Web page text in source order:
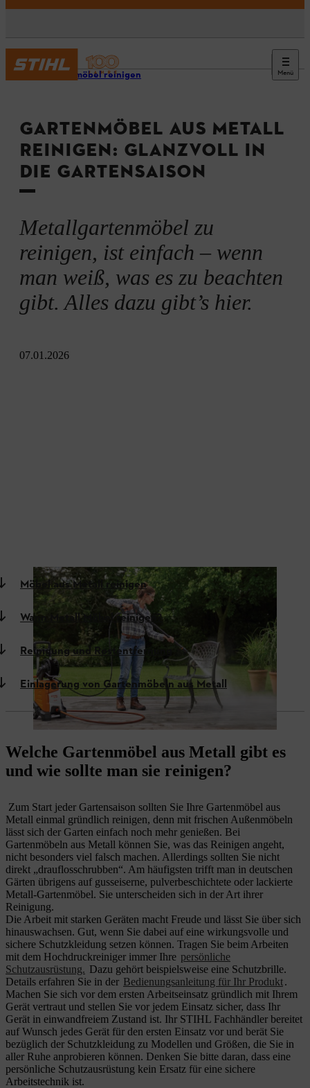
Menü
Gartenmöbel reinigen
GARTENMÖBEL AUS METALL
REINIGEN: GLANZVOLL IN
DIE GARTENSAISON
Metallgartenmöbel zu
reinigen, ist einfach – wenn
man weiß, was es zu beachten
gibt. Alles dazu gibt’s hier.
07.01.2026
Möbel aus Metall reinigen
Wann Metall Möbel reinigen?
Reinigung und Rostentfernung
Einlagerung von Gartenmöbeln aus Metall
Welche Gartenmöbel aus Metall gibt es
und wie sollte man sie reinigen?
Zum Start jeder Gartensaison sollten Sie Ihre Gartenmöbel aus
Metall einmal gründlich reinigen, denn mit frischen Außenmöbeln
lässt sich der Garten einfach noch mehr genießen. Bei
Gartenmöbeln aus Metall können Sie, was das Reinigen angeht,
nicht besonders viel falsch machen. Allerdings sollten Sie nicht
direkt „drauflosschrubben“. Am häufigsten trifft man in deutschen
Gärten übrigens auf gusseiserne, pulverbeschichtete oder lackierte
Metall-Gartenmöbel. Sie unterscheiden sich in der Art ihrer
Reinigung.
Die Arbeit mit starken Geräten macht Freude und lässt Sie über sich
hinauswachsen. Gut, wenn Sie dabei auf eine wirkungsvolle und
sichere Schutzkleidung setzen können. Tragen Sie beim Arbeiten
mit dem Hochdruckreiniger immer Ihre persönliche
Schutzausrüstung. Dazu gehört beispielsweise eine Schutzbrille.
Details erfahren Sie in der Bedienungsanleitung für Ihr Produkt.
Machen Sie sich vor dem ersten Arbeitseinsatz gründlich mit Ihrem
Gerät vertraut und stellen Sie vor jedem Einsatz sicher, dass Ihr
Gerät in einwandfreiem Zustand ist. Ihr STIHL Fachhändler bereitet
auf Wunsch jedes Gerät für den ersten Einsatz vor und berät Sie
bezüglich der Schutzkleidung zu Modellen und Größen, die Sie in
aller Ruhe anprobieren können. Denken Sie bitte daran, dass eine
persönliche Schutzausrüstung kein Ersatz für eine sichere
Arbeitstechnik ist.